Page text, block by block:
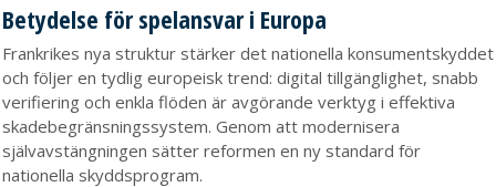
Betydelse för spelansvar i Europa
Frankrikes nya struktur stärker det nationella konsumentskyddet
och följer en tydlig europeisk trend: digital tillgänglighet, snabb
verifiering och enkla flöden är avgörande verktyg i effektiva
skadebegränsningssystem. Genom att modernisera
självavstängningen sätter reformen en ny standard för
nationella skyddsprogram.